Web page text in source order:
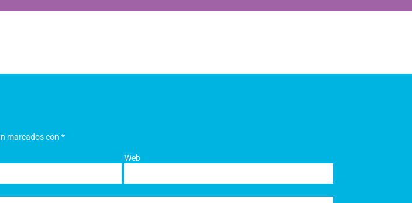
marcados con*
Web